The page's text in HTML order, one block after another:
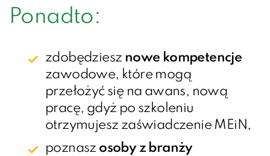
Ponadto:
zdobędziesz nowe kompetencje
zawodowe, które mogą
przełożyć się na awans, nową
pracę, gdyż po szkoleniu
otrzymujesz zaświadczenie MEiN,
poznasz osoby z branży